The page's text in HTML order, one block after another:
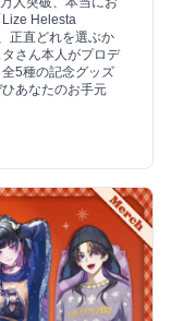
Lize Helesta
正直どれを選ぶか
さん本人がプロデ
5種の記念グッズ
あなたのお手元